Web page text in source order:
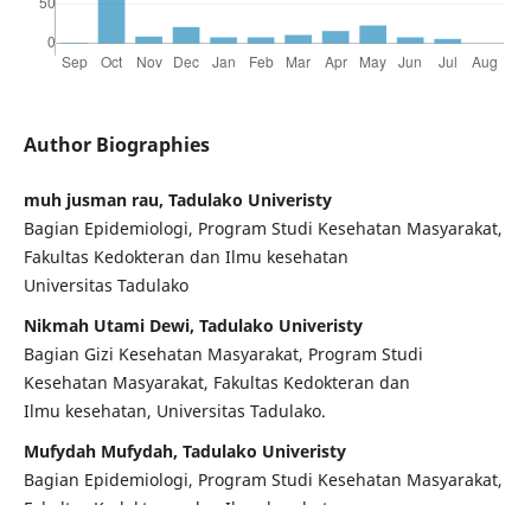
Author Biographies
muh jusman rau, Tadulako Univeristy
Bagian Epidemiologi, Program Studi Kesehatan Masyarakat,
Fakultas Kedokteran dan Ilmu kesehatan
Universitas Tadulako
Nikmah Utami Dewi, Tadulako Univeristy
Bagian Gizi Kesehatan Masyarakat, Program Studi
Kesehatan Masyarakat, Fakultas Kedokteran dan
Ilmu kesehatan, Universitas Tadulako.
Mufydah Mufydah, Tadulako Univeristy
Bagian Epidemiologi, Program Studi Kesehatan Masyarakat,